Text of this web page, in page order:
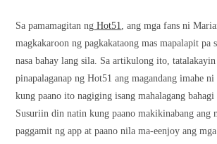
Sa pamamagitan ng Hot51
, ang mga fans ni
magkakaroon ng pagkakataong mas mapalapit pa
nasa bahay lang sila. Sa artikulong ito,
pinapalaganap ng Hot51 ang magandang imahe
kung paano ito nagiging isang mahalagang bahagi
Susuriin din natin kung paano makikinabang ang
paggamit ng app at paano nila ma-eenjoy ang